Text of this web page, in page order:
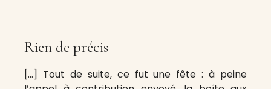
Rien de précis
[…] Tout de suite, ce fut une fête : à peine